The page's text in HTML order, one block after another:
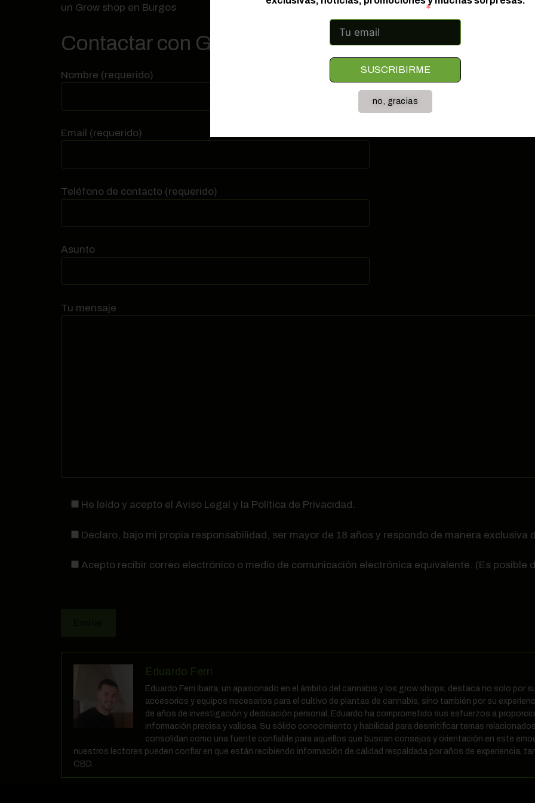
un Grow shop en Burgos
Contactar con Grow shop barato en Burgos
Nombre (requerido)
Email (requerido)
Teléfono de contacto (requerido)
Asunto
Tu mensaje
He leído y acepto el Aviso Legal y la Política de Privacidad.
Declaro, bajo mi propia responsabilidad, ser mayor de 18 años y respondo de manera exclusiva
Acepto recibir correo electrónico o medio de comunicación electrónica equivalente. (Es posible
Eduardo Ferri
Eduardo Ferri Ibarra, un apasionado en el ámbito del cannabis y los grow shops, destaca no solo
accesorios y equipos necesarios para el cultivo de plantas de cannabis, sino también por su
de años de investigación y dedicación personal, Eduardo ha comprometido sus esfuerzos a
información precisa y valiosa. Su sólido conocimiento y habilidad para desmitificar temas
consolidan como una fuente confiable para aquellos que buscan consejos y orientación en este
nuestros lectores pueden confiar en que están recibiendo información de calidad respaldada por años de experiencia,
CBD.
Correo electrónico
SUSCRIBIRME
no, gracias